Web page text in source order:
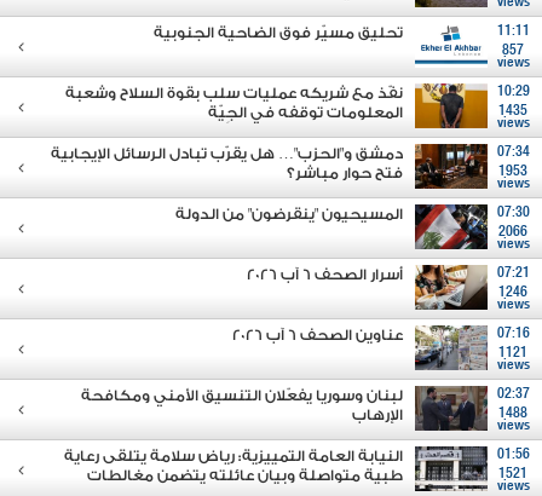
11:11
857
views
تحليق مسيّر فوق الضاحية الجنوبية
10:29
1435
views
نفّذ مع شريكه عمليات سلب بقوة السلاح وشعبة
المعلومات توقفه في الجِيّة
07:34
1953
views
دمشق و"الحزب"… هل يقرّب تبادل الرسائل الإيجابية
فتح حوار مباشر؟
07:30
2066
views
المسيحيون "ينقرضون" من الدولة
07:21
1246
views
أسرار الصحف 6 آب 2026
07:16
1121
views
عناوين الصحف 6 آب 2026
02:37
1488
views
لبنان وسوريا يفعّلان التنسيق الأمني ومكافحة
الإرهاب
01:56
1521
views
النيابة العامة التمييزية: رياض سلامة يتلقى رعاية
طبية متواصلة وبيان عائلته يتضمن مغالطات